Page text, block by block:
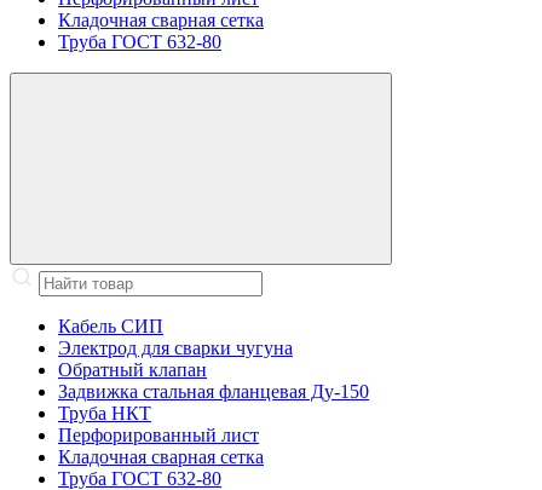
Кладочная сварная сетка
Труба ГОСТ 632-80
Кабель СИП
Электрод для сварки чугуна
Обратный клапан
Задвижка стальная фланцевая Ду-150
Труба НКТ
Перфорированный лист
Кладочная сварная сетка
Труба ГОСТ 632-80